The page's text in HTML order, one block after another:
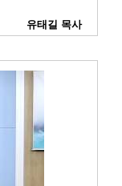
유태길 목사